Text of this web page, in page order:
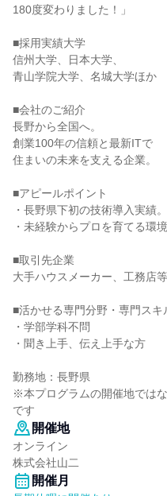
180度変わりました！」
■採用実績大学
信州大学、日本大学、
青山学院大学、名城大学ほか
■会社のご紹介
長野から全国へ。
創業100年の信頼と最新ITで
住まいの未来を支える企業。
■アピールポイント
・長野県下初の技術導入実績。
・未経験からプロを育てる環境
■取引先企業
大手ハウスメーカー、工務店等
■活かせる専門分野・専門スキ
・学部学科不問
・聞き上手、伝え上手な方
勤務地：長野県
※本プログラムの開催地では
です
開催地
オンライン
株式会社山二
開催月